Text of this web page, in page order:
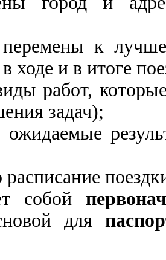
к
ходе и в итоге
работ,
задач);
собой
для